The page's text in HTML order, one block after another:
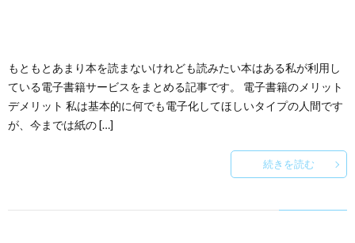
もともとあまり本を読まないけれども読みたい本はある私が利用し
ている電子書籍サービスをまとめる記事です。 電子書籍のメリット
デメリット 私は基本的に何でも電子化してほしいタイプの人間です
が、今までは紙の […]
続きを読む